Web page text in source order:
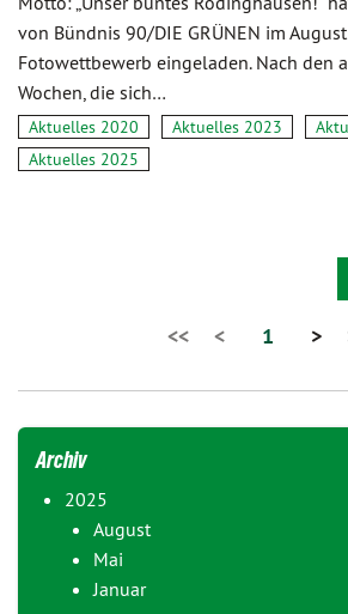
von Bündnis 90/DIE GRÜNEN im
Fotowettbewerb eingeladen. Nach den
Wochen, die sich…
Aktuelles 2020 Aktuelles 2023
Aktuelles 2025
<< < 1 >
Archiv
2025
August
Mai
Januar